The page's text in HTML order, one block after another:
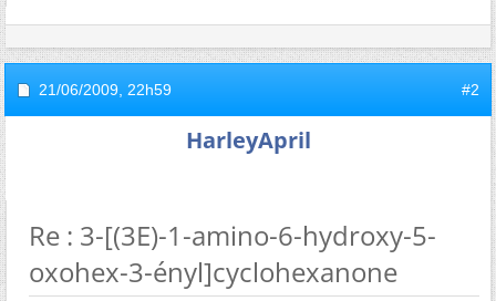
21/06/2009, 22h59 #2
HarleyApril
Re : 3-[(3E)-1-amino-6-hydroxy-5-
oxohex-3-ényl]cyclohexanone